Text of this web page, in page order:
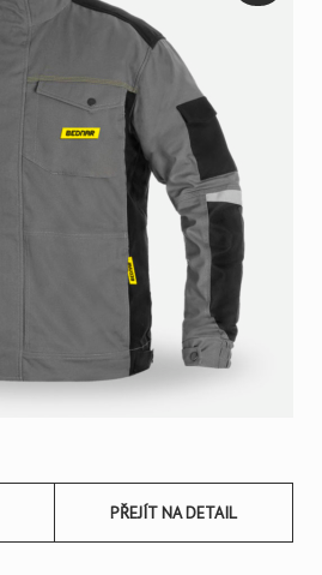
PŘEJÍT NA DETAIL